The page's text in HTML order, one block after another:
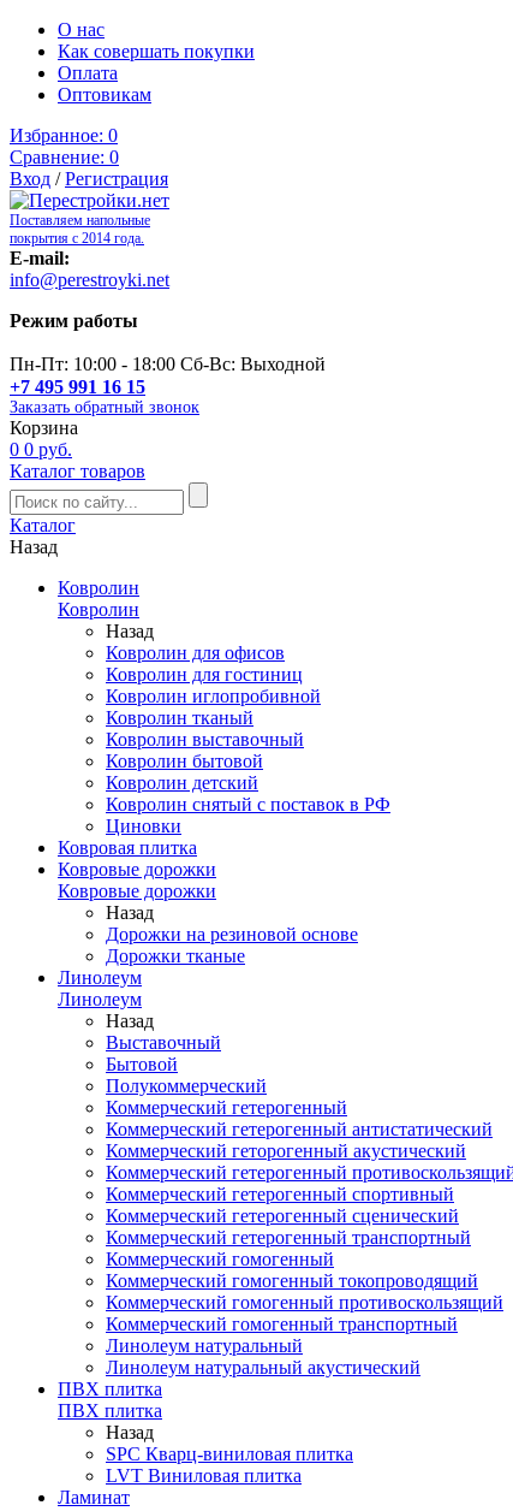
О нас
Как совершать покупки
Оплата
Оптовикам
Избранное: 0
Сравнение: 0
Вход /Регистрация
Поставляем напольные
покрытия с 2014 года.
E-mail:
info@perestroyki.net
Режим работы
Пн-Пт: 10:00 - 18:00 Сб-Вс: Выходной
+7 495 991 16 15
Заказать обратный звонок
Корзина
0 0 руб.
Каталог товаров
Каталог
Назад
Ковролин
Ковролин
Назад
Ковролин для офисов
Ковролин для гостиниц
Ковролин иглопробивной
Ковролин тканый
Ковролин выставочный
Ковролин бытовой
Ковролин детский
Ковролин снятый с поставок в РФ
Циновки
Ковровая плитка
Ковровые дорожки
Ковровые дорожки
Назад
Дорожки на резиновой основе
Дорожки тканые
Линолеум
Линолеум
Назад
Выставочный
Бытовой
Полукоммерческий
Коммерческий гетерогенный
Коммерческий гетерогенный антистатический
Коммерческий геторогенный акустический
Коммерческий гетерогенный
Коммерческий гетерогенный спортивный
Коммерческий гетерогенный сценический
Коммерческий гетерогенный транспортный
Коммерческий гомогенный
Коммерческий гомогенный токопроводящий
Коммерческий гомогенный противоскользящий
Коммерческий гомогенный транспортный
Линолеум натуральный
Линолеум натуральный акустический
ПВХ плитка
ПВХ плитка
Назад
SPC Кварц-виниловая плитка
LVT Виниловая плитка
Ламинат